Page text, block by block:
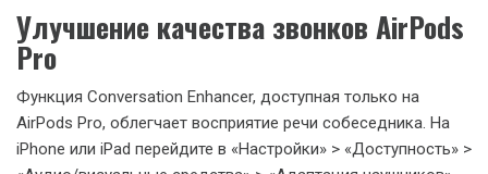
Улучшение качества звонков AirPods
Pro
Функция Conversation Enhancer, доступная только на
AirPods Pro, облегчает восприятие речи собеседника. На
iPhone или iPad перейдите в «Настройки» > «Доступность» >